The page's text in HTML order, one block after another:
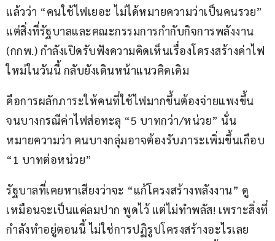
แล้วว่า “คนใช้ไฟเยอะ ไม่ได้หมายความว่าเป็นคนรวย”
แต่สิ่งที่รัฐบาลและคณะกรรมการกำกับกิจการพลังงาน
(กกพ.) กำลังเปิดรับฟังความคิดเห็นเรื่องโครงสร้างค่าไฟ
ใหม่ในวันนี้ กลับยังเดินหน้าแนวคิดเดิม
คือการผลักภาระให้คนที่ใช้ไฟมากขึ้นต้องจ่ายแพงขึ้น
จนบางกรณีค่าไฟส่อทะลุ “5 บาทกว่า/หน่วย” นั่น
หมายความว่า คนบางกลุ่มอาจต้องรับภาระเพิ่มขึ้นเกือบ
“1 บาทต่อหน่วย”
รัฐบาลที่เคยหาเสียงว่าจะ “แก้โครงสร้างพลังงาน” ดู
เหมือนจะเป็นแค่ลมปาก พูดไว้ แต่ไม่ทำพลัส! เพราะสิ่งที่
กำลังทำอยู่ตอนนี้ ไม่ใช่การปฏิรูปโครงสร้างอะไรเลย